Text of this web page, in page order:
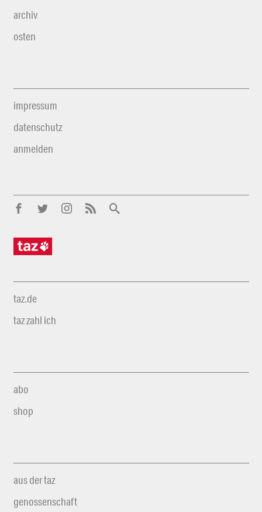
archiv
osten
impressum
datenschutz
anmelden
taz.de
taz zahl ich
abo
shop
aus der taz
genossenschaft